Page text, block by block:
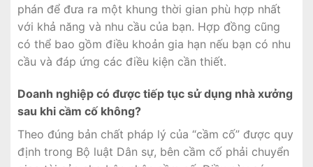
phán để đưa ra một khung thời gian phù hợp nhất
với khả năng và nhu cầu của bạn. Hợp đồng cũng
có thể bao gồm điều khoản gia hạn nếu bạn có nhu
cầu và đáp ứng các điều kiện cần thiết.
Doanh nghiệp có được tiếp tục sử dụng nhà xưởng
sau khi cầm cố không?
Theo đúng bản chất pháp lý của “cầm cố” được quy
định trong Bộ luật Dân sự, bên cầm cố phải chuyển